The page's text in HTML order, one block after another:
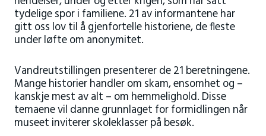
tydelige spor i familiene. 21 av informantene har
gitt oss lov til å gjenfortelle historiene, de fleste
under løfte om anonymitet.
Vandreutstillingen presenterer de 21 beretningene.
Mange historier handler om skam, ensomhet og –
kanskje mest av alt – om hemmelighold. Disse
temaene vil danne grunnlaget for formidlingen når
museet inviterer skoleklasser på besøk.